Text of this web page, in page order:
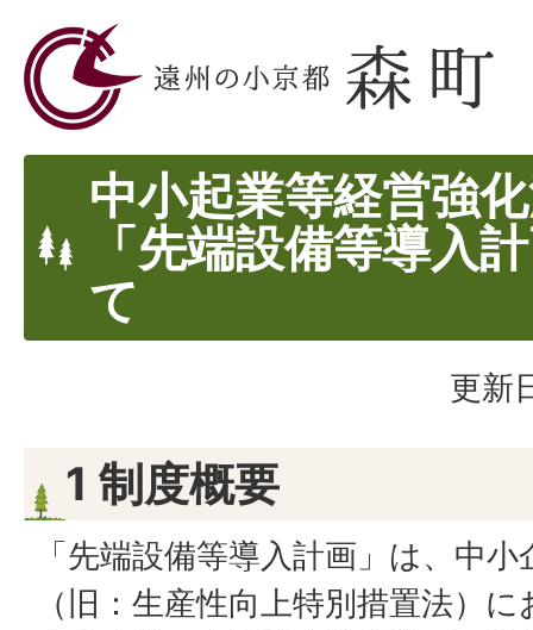
中小起業等経営強
「先端設備等導入
て
更新
1 制度概要
「先端設備等導入計画」は、中
（旧：生産性向上特別措置法）